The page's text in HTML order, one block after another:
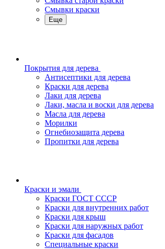
Смывки краски
Еще
Покрытия для дерева
Антисептики для дерева
Краски для дерева
Лаки для дерева
Лаки, масла и воски для дерева
Масла для дерева
Морилки
Огнебиозащита дерева
Пропитки для дерева
Краски и эмали
Краски ГОСТ СССР
Краски для внутренних работ
Краски для крыш
Краски для наружных работ
Краски для фасадов
Специальные краски